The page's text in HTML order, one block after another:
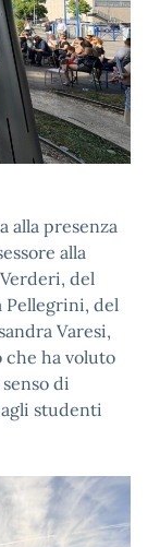
alla presenza
alla
del
Pellegrini, del
Varesi,
ha voluto
di
studenti